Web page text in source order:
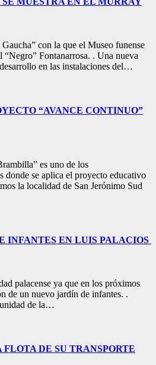
con la que el Museo funense
“Negro” Fontanarrosa. . Una nueva
en las instalaciones del…
“AVANCE CONTINUO”
es uno de los
donde se aplica el proyecto educativo
la localidad de San Jerónimo Sud
INFANTES EN LUIS PALACIOS
palacense ya que en los próximos
de un nuevo jardín de infantes. .
de la…
DE SU TRANSPORTE